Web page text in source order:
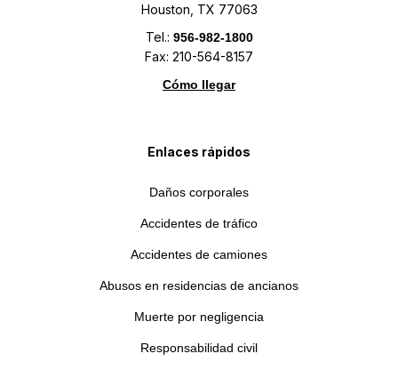
Houston, TX 77063
Tel.: 956-982-1800
Fax: 210-564-8157
Cómo llegar
Enlaces rápidos
Daños corporales
Accidentes de tráfico
Accidentes de camiones
Abusos en residencias de ancianos
Muerte por negligencia
Responsabilidad civil